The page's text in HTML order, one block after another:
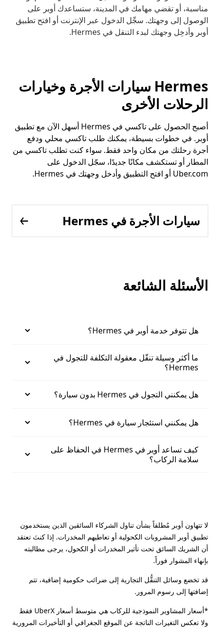
مناسبة، أو تقضي مهامك في المدينة، ستساعدك أوبر على
الوصول إلى وجهتك. سجِّل الدخول عبر الإنترنت أو افتح تطبيق
أوبر وأدخِل وجهتك لبدء التنقل في Hermes.
Hermes سيارات الأجرة وخيارات
الرحلات الأخرى
أصبح الحصول على تاكسي في Hermes أسهل الآن مع تطبيق
أوبر. في خطوات بسيطة، يمكنك طلب تاكسي محلي ودفع
أجرة رحلتك من مكان واحد فقط. سواء كنت تطلب تاكسي من
المطار أو تستكشف مكانًا جديدًا، سجّل الدخول على
Uber.com أو افتح التطبيق وأدخل وجهتك في Hermes.
سيارات الأجرة في Hermes
الأسئلة الشائعة
هل تتوفر خدمة أوبر في Hermes؟
ما أكثر وسيلة تنقّل معقولة التكلفة للتجول في
Hermes؟
هل يمكنني التجول في Hermes بدون سيارة؟
هل يمكنني استئجار سيارة في Hermes؟
كيف تساعد أوبر في Hermes في الحفاظ على
سلامة الركاب؟
لا تتهاون أوبر مُطلقاً بشأن تناول الشركاء السائقين الذين يستخدمون
تطبيق أوبر المشروبات الكحولية أو تعاطيهم المخدرات. إذا كنتَ تعتقد
أن الشريك السائق تحت تأثير المخدرات أو الكحول، يرجى مطالبته
بإنهاء المشوار فوراً.
قد تخضع وسائل التنقُّل التجارية إلى ضرائب حكومية إضافية، تتم
إضافتها إلى رسوم المرور.
*أسعار المشاوير النموذجية للركاب هي متوسط أسعار UberX فقط
ولا تعكس التغيرات الناتجة عن الموقع الجغرافي أو التأخيرات المرورية